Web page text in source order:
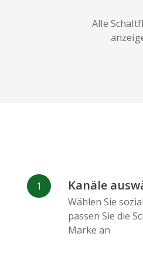
Deviantart
Alle
Kanäle
Wählen Sie
passen Sie die
Marke an